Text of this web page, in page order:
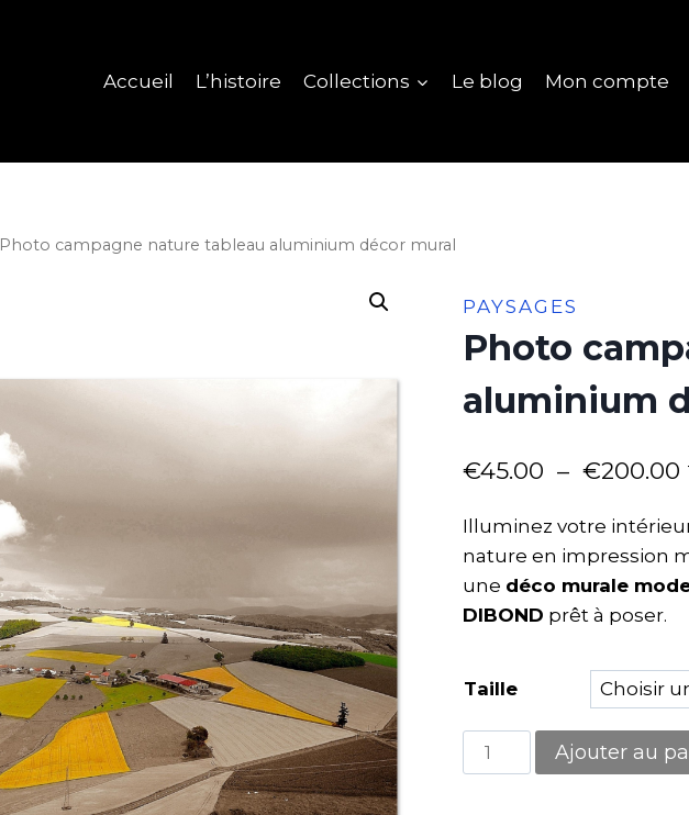
Accueil L’histoire Collections Le blog Mon compte
Photo campagne nature tableau aluminium décor mural
PAYSAGES
Photo
aluminium
€45.00 – €200.00
Illuminez votre
nature en impression
une déco murale
DIBOND prêt à poser.
Taille
Ajouter au